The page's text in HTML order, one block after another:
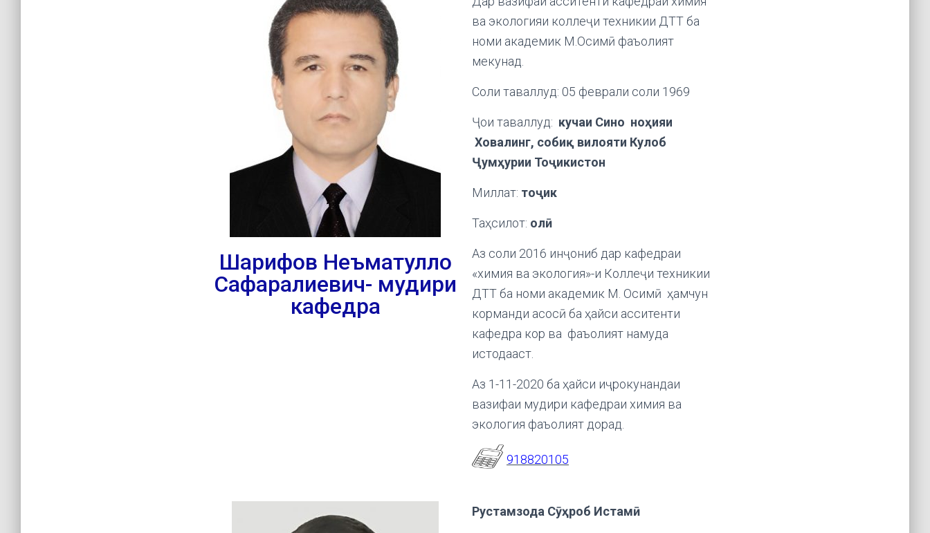
Шарифов Неъматулло
Сафаралиевич- мудири
кафедра
ва экологияи коллеҷи техникии ДТТ ба
номи академик М.Осимӣ фаъолият
мекунад.
Соли таваллуд: 05 феврали соли 1969
Ҷои таваллуд: кучаи Сино ноҳияи
Ховалинг, собиқ вилояти Кулоб
Ҷумҳурии Тоҷикистон
Миллат: тоҷик
Таҳсилот: олӣ
Аз соли 2016 инҷониб дар кафедраи
«химия ва экология»-и Коллеҷи техникии
ДТТ ба номи академик М. Осимӣ ҳамчун
корманди асосӣ ба ҳайси асситенти
кафедра кор ва фаъолият намуда
истодааст.
Аз 1-11-2020 ба ҳайси иҷрокунандаи
вазифаи мудири кафедраи химия ва
экология фаъолият дорад.
918820105
Рустамзода Сӯҳроб Истамӣ